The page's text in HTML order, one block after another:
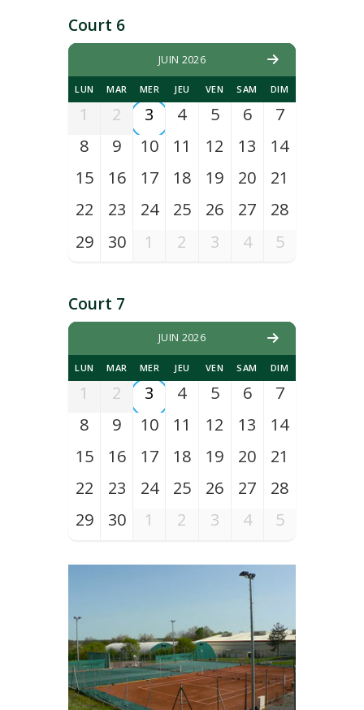
Court 6
JUIN 2026
LUN MAR MER JEU VEN SAM DIM
1 2 3 4 5 6
7
8
9 10 11 12 13
14
15
16 17 18 19 20
21
22
23 24 25 26 27
28
29
30 1 2 3 4 5
Court 7
JUIN 2026
LUN MAR MER JEU VEN SAM DIM
1 2 3 4 5 6
7
8
9 10 11 12 13
14
15
16 17 18 19 20
21
22
23 24 25 26 27
28
29
30 1 2 3 4 5